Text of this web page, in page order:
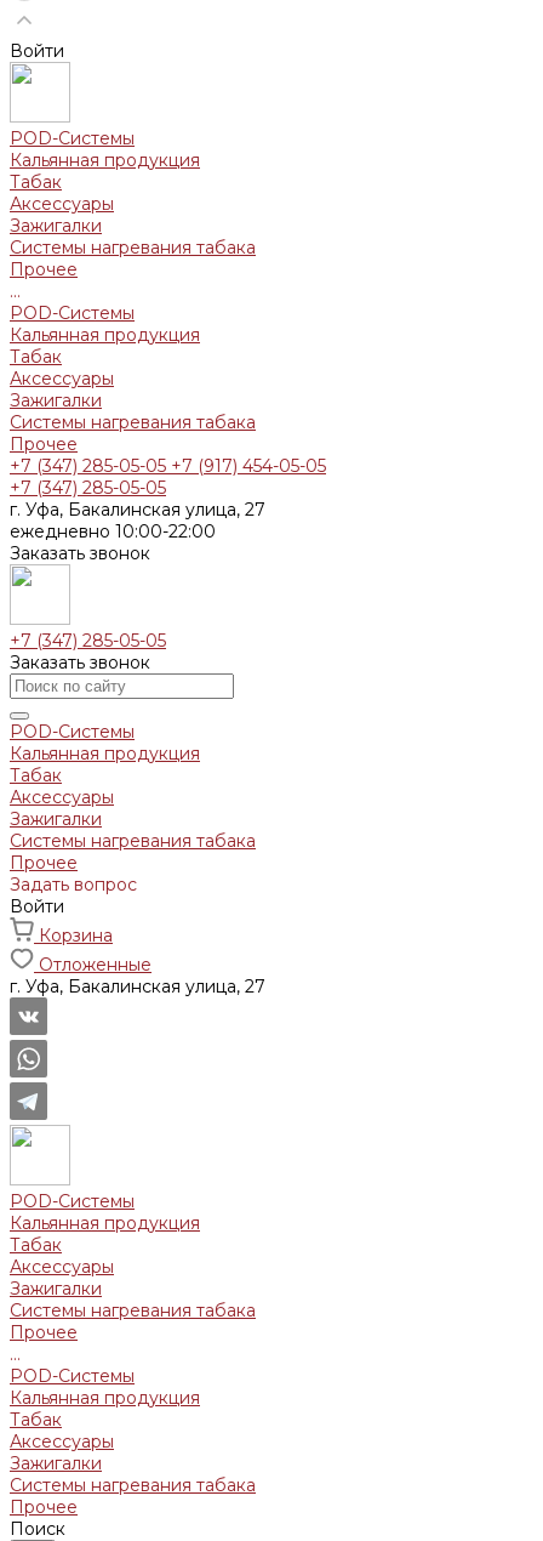
Войти
POD-Системы
Кальянная продукция
Табак
Аксессуары
Зажигалки
Системы нагревания табака
Прочее
...
POD-Системы
Кальянная продукция
Табак
Аксессуары
Зажигалки
Системы нагревания табака
Прочее
+7 (347) 285-05-05 +7 (917) 454-05-05
+7 (347) 285-05-05
г. Уфа, Бакалинская улица, 27
ежедневно 10:00-22:00
Заказать звонок
+7 (347) 285-05-05
Заказать звонок
POD-Системы
Кальянная продукция
Табак
Аксессуары
Зажигалки
Системы нагревания табака
Прочее
Задать вопрос
Войти
Корзина
Отложенные
г. Уфа, Бакалинская улица, 27
POD-Системы
Кальянная продукция
Табак
Аксессуары
Зажигалки
Системы нагревания табака
Прочее
...
POD-Системы
Кальянная продукция
Табак
Аксессуары
Зажигалки
Системы нагревания табака
Прочее
Поиск